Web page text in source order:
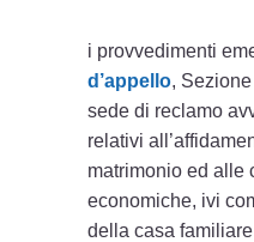
i provvedimenti
d’appello,
sede di reclamo
relativi
matrimonio ed alle
economiche, ivi
della casa